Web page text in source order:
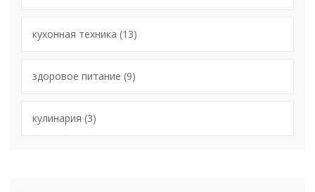
кухонная техника (13)
здоровое питание (9)
кулинария (3)